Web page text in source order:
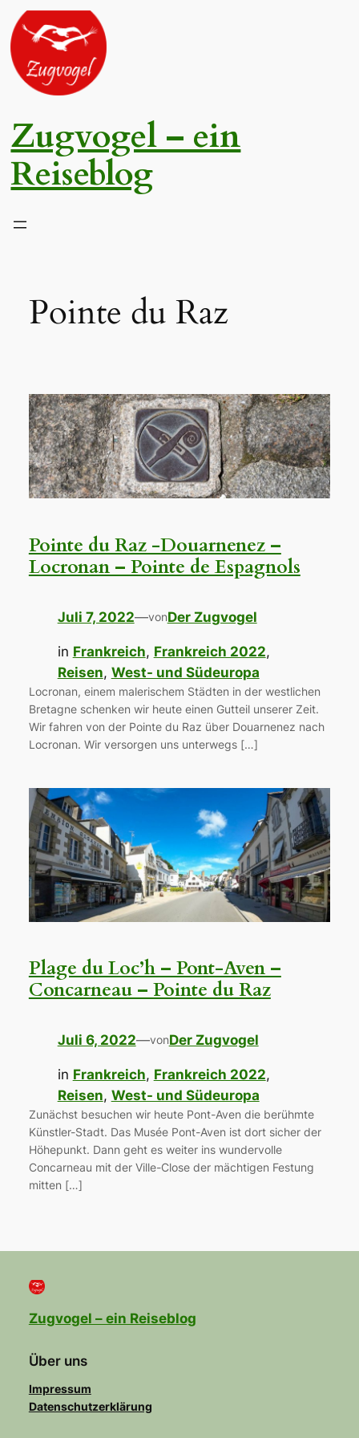
Zum
Inhalt
springen
Zugvogel – ein
Reiseblog
Pointe du Raz
Pointe du Raz -Douarnenez –
Locronan – Pointe de Espagnols
Juli 7, 2022—vonDer Zugvogel
in Frankreich, Frankreich 2022
Reisen, West- und Südeuropa
Locronan, einem malerischem Städten in der westlichen
Bretagne schenken wir heute einen Gutteil unserer Zeit.
Wir fahren von der Pointe du Raz über Douarnenez nach
Locronan. Wir versorgen uns unterwegs […]
Plage du Loc’h – Pont-Aven –
Concarneau – Pointe du Raz
Juli 6, 2022—vonDer Zugvogel
in Frankreich, Frankreich 2022
Reisen, West- und Südeuropa
Zunächst besuchen wir heute Pont-Aven die berühmte
Künstler-Stadt. Das Musée Pont-Aven ist dort sicher der
Höhepunkt. Dann geht es weiter ins wundervolle
Concarneau mit der Ville-Close der mächtigen Festung
mitten […]
Zugvogel – ein Reiseblog
Über uns
Impressum
Datenschutzerklärung